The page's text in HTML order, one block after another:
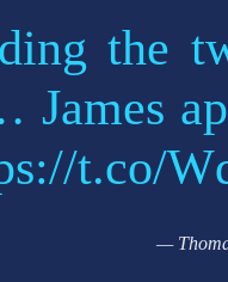
the
James
t.co/
—